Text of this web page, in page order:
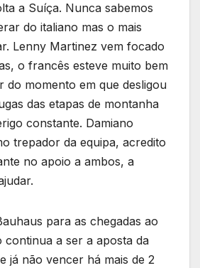
a Suíça. Nunca sabemos
do italiano mas o mais
Lenny Martinez vem focado
o francês esteve muito bem
do momento em que desligou
das etapas de montanha
constante. Damiano
trepador da equipa, acredito
no apoio a ambos, a
para as chegadas ao
continua a ser a aposta da
já não vencer há mais de 2